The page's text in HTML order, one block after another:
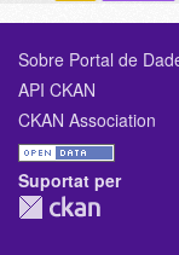
Sobre Portal de
API CKAN
CKAN Association
Suportat per